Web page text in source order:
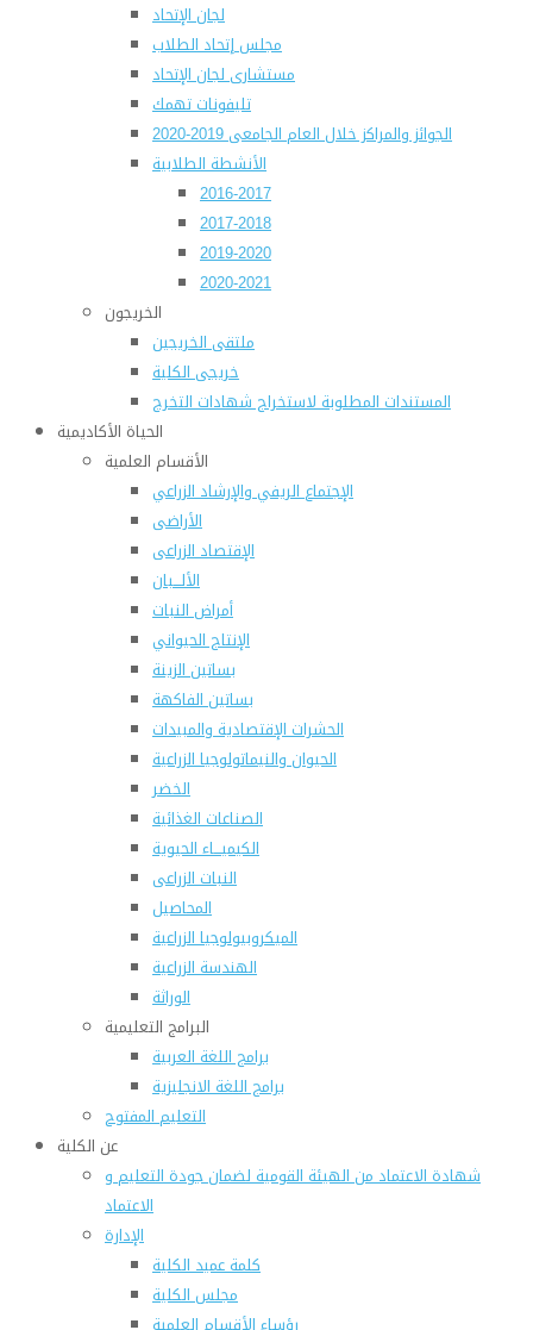
لجان الإتحاد
مجلس إتحاد الطلاب
مستشارى لجان الإتحاد
تليفونات تهمك
الجوائز والمراكز خلال العام الجامعى 2019-2020
الأنشطة الطلابية
2016-2017
2017-2018
2019-2020
2020-2021
الخريجون
ملتقى الخريجين
خريجى الكلية
المستندات المطلوبة لاستخراج شهادات التخرج
الحياة الأكاديمية
الأقسام العلمية
الإجتماع الريفي والإرشاد الزراعي
الأراضى
الإقتصاد الزراعى
الألـــبان
أمراض النبات
الإنتاج الحيواني
بساتين الزينة
بساتين الفاكهة
الحشرات الإقتصادية والمبيدات
الحيوان والنيماتولوجيا الزراعية
الخضر
الصناعات الغذائية
الكيميـــاء الحيوية
النبات الزراعى
المحاصيل
الميكروبيولوجيا الزراعية
الهندسة الزراعية
الوراثة
البرامج التعليمية
برامج اللغة العربية
برامج اللغة الانجليزية
التعليم المفتوح
عن الكلية
شهادة الاعتماد من الهيئة القومية لضمان جودة التعليم و
الاعتماد
الإدارة
كلمة عميد الكلية
مجلس الكلية